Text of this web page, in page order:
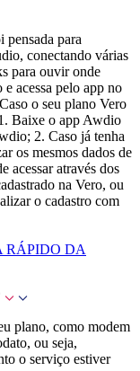
para
conectando várias
para ouvir onde
acessa pelo app no
o seu plano Vero
Baixe o app Awdio
2. Caso já tenha
os mesmos dados de
acessar através dos
na Vero, ou
o cadastro com
RÁPIDO DA
plano, como modem
ou seja,
o serviço estiver